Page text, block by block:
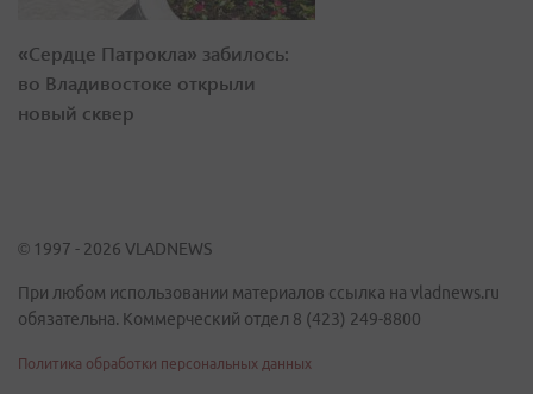
«Сердце Патрокла» забилось:
во Владивостоке открыли
новый сквер
© 1997 - 2026 VLADNEWS
При любом использовании материалов ссылка на vladnews.ru
обязательна. Коммерческий отдел 8 (423) 249-8800
Политика обработки персональных данных